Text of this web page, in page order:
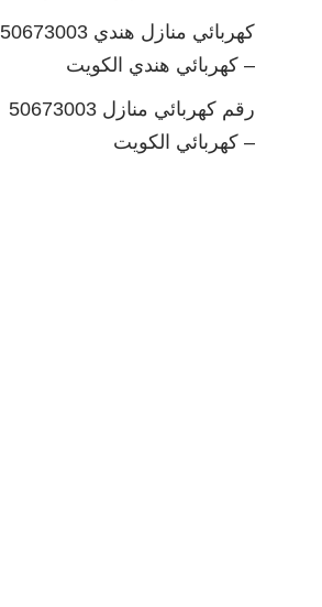
كهربائي منازل هندي 50673003
– كهربائي هندي الكويت
رقم كهربائي منازل 50673003
– كهربائي الكويت